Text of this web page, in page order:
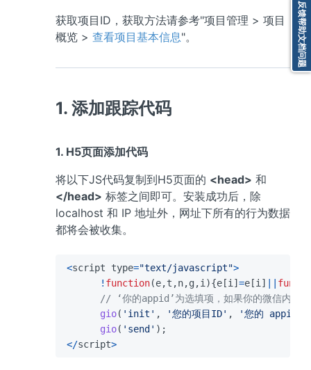
获取项目ID，获取方法请参考"项目管理 > 项目
概览 > 查看项目基本信息"。
1. 添加跟踪代码
1. H5页面添加代码
将以下JS代码复制到H5页面的 <head>
</head> 标签之间即可。安装成功后，除
localhost 和 IP 地址外，网址下所有的行为数据
都将会被收集。
<script type="text/javascript">
! function(e,t ,n,g,i ){e [i ] =e [i ]
// ‘你的appid’为选填项，如果你的微信内嵌
gio( 'init' , '您的项目ID' , '您的 appid'
gio( 'send' );
</script>
反馈帮助文档问题